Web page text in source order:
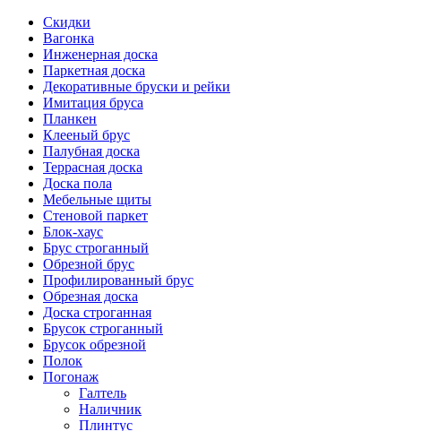
Скидки
Вагонка
Инженерная доска
Паркетная доска
Декоративные бруски и рейки
Имитация бруса
Планкен
Клееный брус
Палубная доска
Террасная доска
Доска пола
Мебельные щиты
Стеновой паркет
Блок-хаус
Брус строганный
Обрезной брус
Профилированный брус
Обрезная доска
Доска строганная
Брусок строганный
Брусок обрезной
Полок
Погонаж
Галтель
Наличник
Плинтус